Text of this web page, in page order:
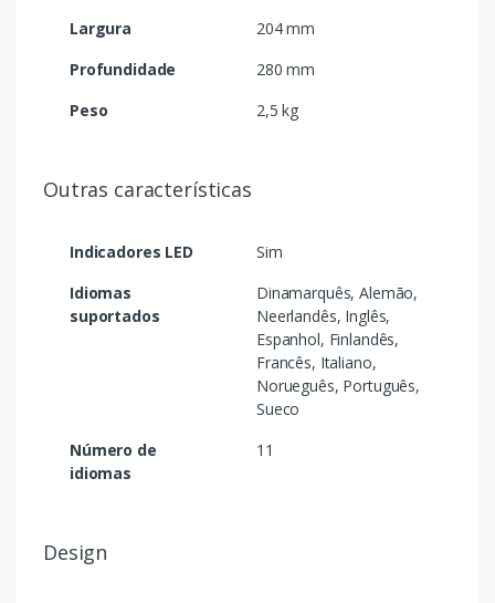
Largura
204 mm
Profundidade
280 mm
Peso
2,5 kg
Outras características
Indicadores LED
Sim
Idiomas
suportados
Dinamarquês, Alemão,
Neerlandês, Inglês,
Espanhol, Finlandês,
Francês, Italiano,
Norueguês, Português,
Sueco
Número de
idiomas
11
Design